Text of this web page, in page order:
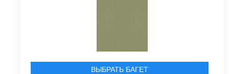
ВЫБРАТЬ БАГЕТ